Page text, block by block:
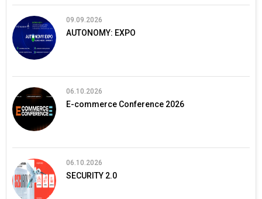
09.09.2026
AUTONOMY: EXPO
06.10.2026
E-commerce Conference 2026
06.10.2026
SECURITY 2.0